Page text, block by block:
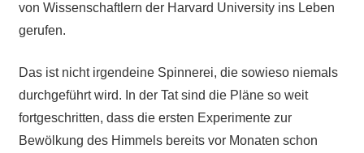
von Wissenschaftlern der Harvard University ins Leben
gerufen.
Das ist nicht irgendeine Spinnerei, die sowieso niemals
durchgeführt wird. In der Tat sind die Pläne so weit
fortgeschritten, dass die ersten Experimente zur
Bewölkung des Himmels bereits vor Monaten schon